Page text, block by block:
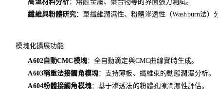
高溫材料分析：熔融金屬、聚合物等的界面張力測試。
纖維與粉體研究：單纖維潤濕性、粉體滲透性（Washburn法）
模塊化擴展功能
A602自動CMC模塊：全自動滴定與CMC曲線實時生成。
A603稱重法接觸角模塊：支持薄板、纖維束的動態潤濕分析。
A604粉體接觸角模塊：基于滲透法的粉體孔隙潤濕性評估。